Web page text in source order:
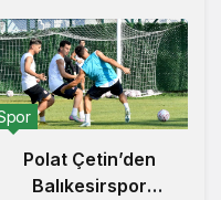
Çetin’den
Siyaset